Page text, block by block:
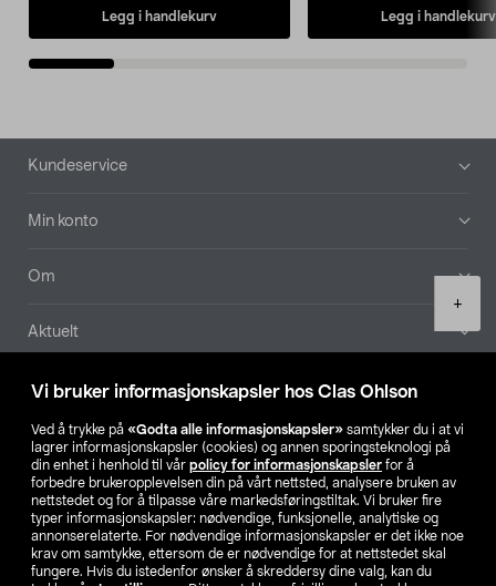
Vi bruker informasjonskapsler hos Clas Ohlson
Ved å trykke på «Godta alle informasjonskapsler» samtykker du i at vi
lagrer informasjonskapsler (cookies) og annen sporingsteknologi på
din enhet i henhold til vår policy for informasjonskapsler for å
forbedre brukeropplevelsen din på vårt nettsted, analysere bruken av
nettstedet og for å tilpasse våre markedsføringstiltak. Vi bruker fire
typer informasjonskapsler: nødvendige, funksjonelle, analytiske og
annonserelaterte. For nødvendige informasjonskapsler er det ikke noe
krav om samtykke, ettersom de er nødvendige for at nettstedet skal
fungere. Hvis du istedenfor ønsker å skreddersy dine valg, kan du
+
Legg i handlekurv Legg i handlekurv
Bunntekst
Kundeservice
Min konto
Om
Aktuelt
Våre selskaper
Finn din butikk
SE NO FI